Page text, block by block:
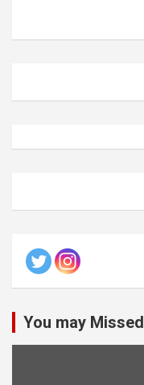
You may Missed